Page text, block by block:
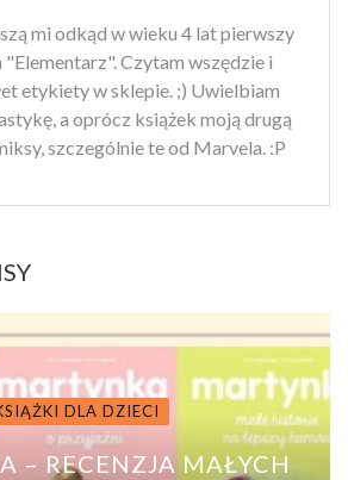
mi odkąd w wieku 4 lat pierwszy
"Elementarz". Czytam wszędzie i
etykiety w sklepie. ;) Uwielbiam
a oprócz książek moją drugą
szczególnie te od Marvela. :P
DLA DZIECI
– RECENZJA MAŁYCH